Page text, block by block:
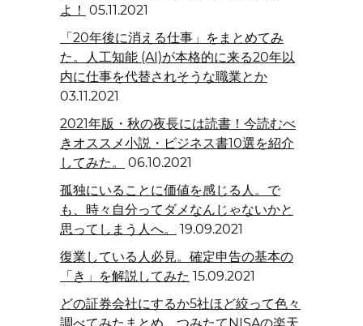
よ！ 05.11.2021
「20年後に消える仕事」をまとめてみ
た。人工知能 (AI)が本格的に来る20年以
内に仕事を代替されそうな職業とか
03.11.2021
2021年版・秋の夜長には読書！今読むべ
きオススメ小説・ビジネス書10選を紹介
してみた。
06.10.2021
孤独にいることに価値を感じる人。で
も、時々自分ってダメなんじゃないかと
思ってしまう人へ。
19.09.2021
復業している人必見。確定申告の基本の
「き」を解説してみた 15.09.2021
どの証券会社にするか5社ほど絞って色々